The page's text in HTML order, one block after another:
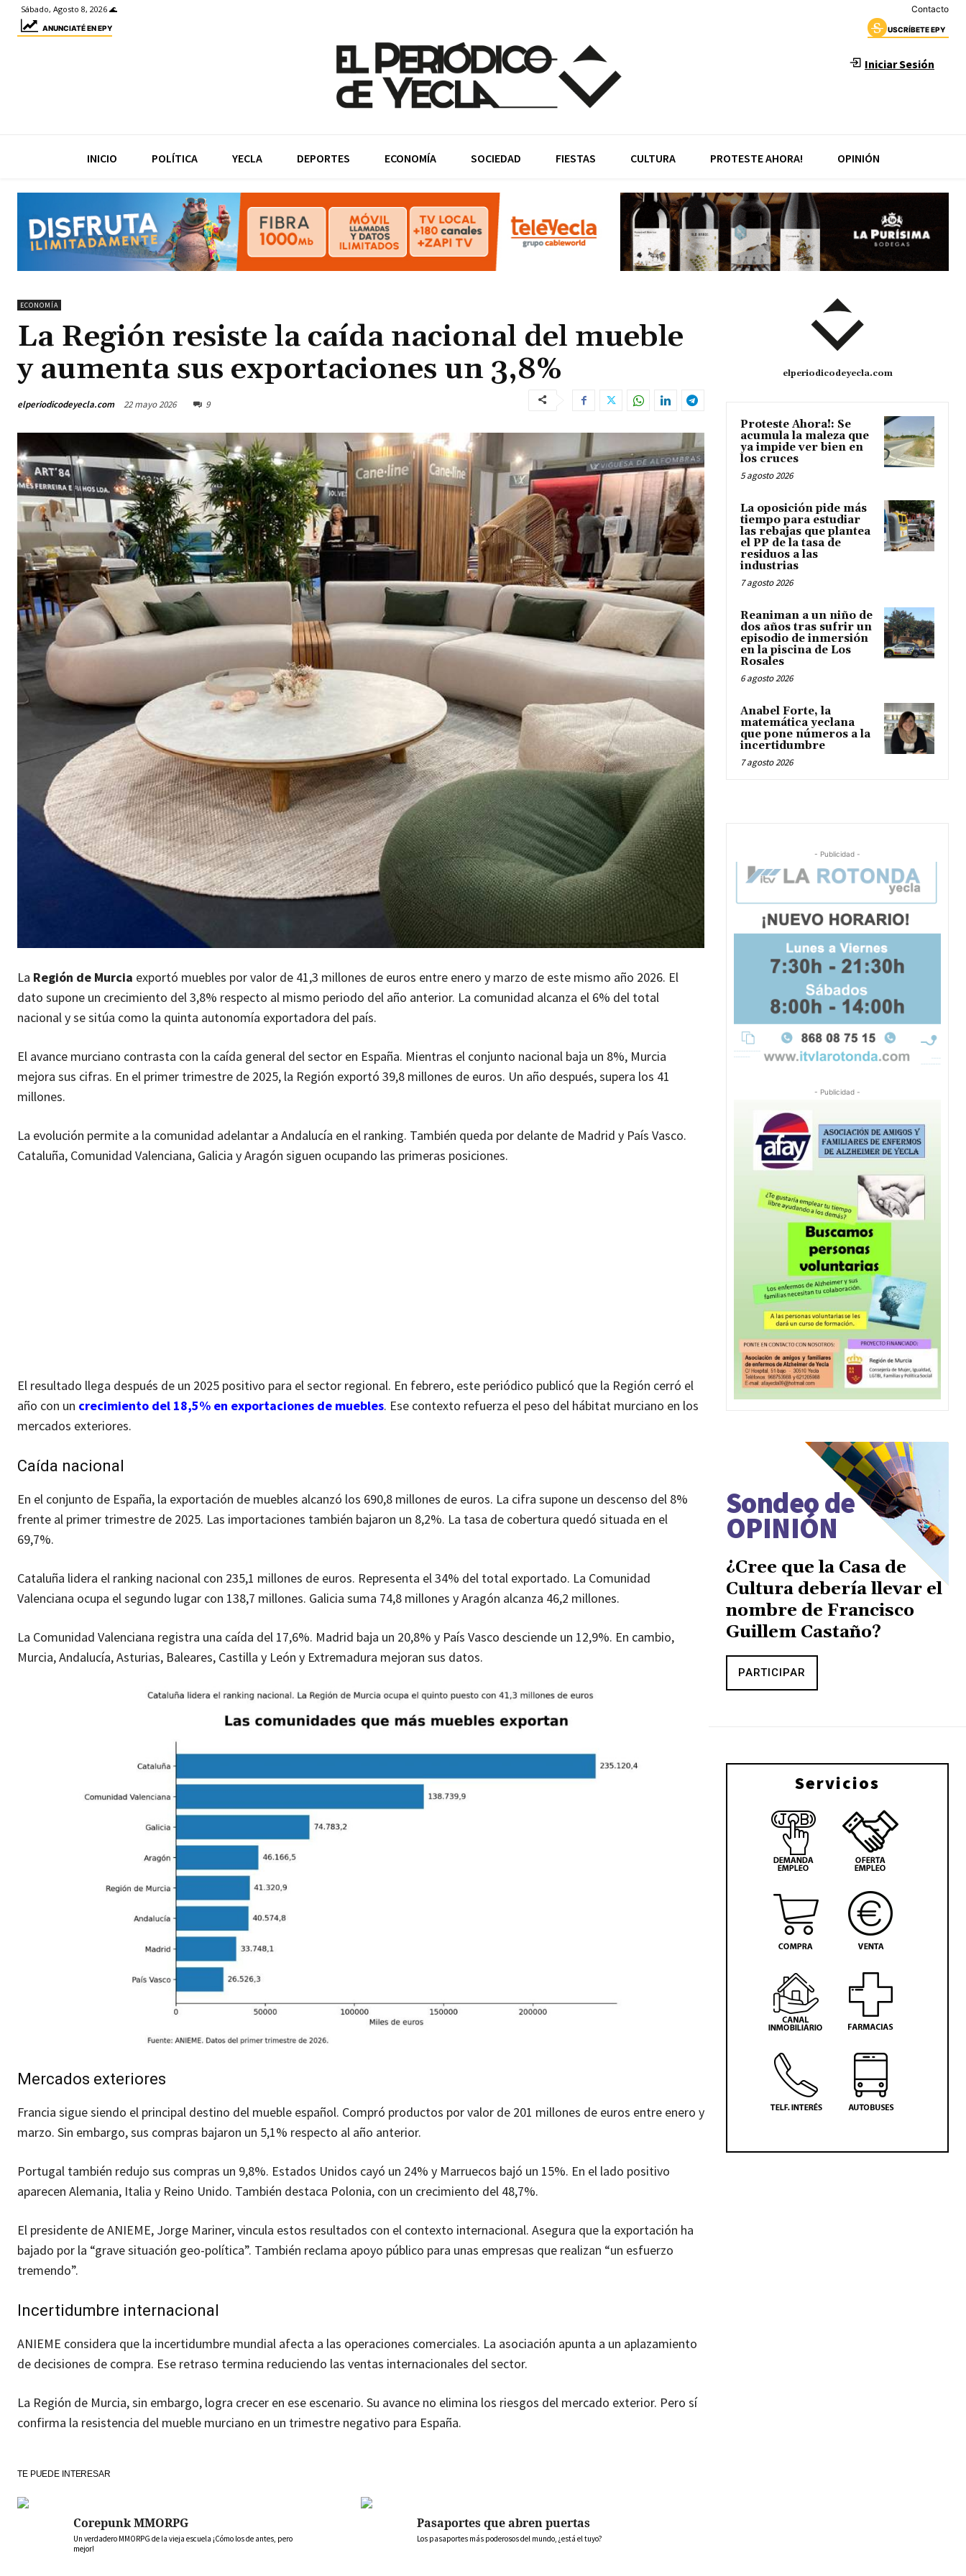
Sábado, Agosto 8, 2026 🌊 Contacto
ANUNCIATÉ EN EPY USCRÍBETE EPY
Iniciar Sesión
INICIO POLÍTICA YECLA DEPORTES ECONOMÍA SOCIEDAD FIESTAS CULTURA PROTESTE AHORA! OPINIÓN
ECONOMÍA
La Región resiste la caída nacional del mueble
y aumenta sus exportaciones un 3,8%
elperiodicodeyecla.com 22 mayo 2026 9
La Región de Murcia exportó muebles por valor de 41,3 millones de euros entre enero y marzo de este mismo año 2026. El
dato supone un crecimiento del 3,8% respecto al mismo periodo del año anterior. La comunidad alcanza el 6% del total
nacional y se sitúa como la quinta autonomía exportadora del país.
El avance murciano contrasta con la caída general del sector en España. Mientras el conjunto nacional baja un 8%, Murcia
mejora sus cifras. En el primer trimestre de 2025, la Región exportó 39,8 millones de euros. Un año después, supera los 41
millones.
La evolución permite a la comunidad adelantar a Andalucía en el ranking. También queda por delante de Madrid y País Vasco.
Cataluña, Comunidad Valenciana, Galicia y Aragón siguen ocupando las primeras posiciones.
El resultado llega después de un 2025 positivo para el sector regional. En febrero, este periódico publicó que la Región cerró el
año con un crecimiento del 18,5% en exportaciones de muebles. Ese contexto refuerza el peso del hábitat murciano en los
mercados exteriores.
Caída nacional
En el conjunto de España, la exportación de muebles alcanzó los 690,8 millones de euros. La cifra supone un descenso del 8%
frente al primer trimestre de 2025. Las importaciones también bajaron un 8,2%. La tasa de cobertura quedó situada en el
69,7%.
Cataluña lidera el ranking nacional con 235,1 millones de euros. Representa el 34% del total exportado. La Comunidad
Valenciana ocupa el segundo lugar con 138,7 millones. Galicia suma 74,8 millones y Aragón alcanza 46,2 millones.
La Comunidad Valenciana registra una caída del 17,6%. Madrid baja un 20,8% y País Vasco desciende un 12,9%. En cambio,
Murcia, Andalucía, Asturias, Baleares, Castilla y León y Extremadura mejoran sus datos.
Mercados exteriores
Francia sigue siendo el principal destino del mueble español. Compró productos por valor de 201 millones de euros entre enero y
marzo. Sin embargo, sus compras bajaron un 5,1% respecto al año anterior.
Portugal también redujo sus compras un 9,8%. Estados Unidos cayó un 24% y Marruecos bajó un 15%. En el lado positivo
aparecen Alemania, Italia y Reino Unido. También destaca Polonia, con un crecimiento del 48,7%.
El presidente de ANIEME, Jorge Mariner, vincula estos resultados con el contexto internacional. Asegura que la exportación ha
bajado por la “grave situación geo-política”. También reclama apoyo público para unas empresas que realizan “un esfuerzo
tremendo”.
Incertidumbre internacional
ANIEME considera que la incertidumbre mundial afecta a las operaciones comerciales. La asociación apunta a un aplazamiento
de decisiones de compra. Ese retraso termina reduciendo las ventas internacionales del sector.
La Región de Murcia, sin embargo, logra crecer en ese escenario. Su avance no elimina los riesgos del mercado exterior. Pero sí
confirma la resistencia del mueble murciano en un trimestre negativo para España.
TE PUEDE INTERESAR
Corepunk MMORPG
Un verdadero MMORPG de la vieja escuela ¡Cómo los de antes, pero
mejor!
Pasaportes que abren puertas
Los pasaportes más poderosos del mundo, ¿está el tuyo?
elperiodicodeyecla.com
Proteste Ahora!: Se
acumula la maleza que
ya impide ver bien en
los cruces
5 agosto 2026
La oposición pide más
tiempo para estudiar
las rebajas que plantea
el PP de la tasa de
residuos a las
industrias
7 agosto 2026
Reaniman a un niño de
dos años tras sufrir un
episodio de inmersión
en la piscina de Los
Rosales
6 agosto 2026
Anabel Forte, la
matemática yeclana
que pone números a la
incertidumbre
7 agosto 2026
- Publicidad -
- Publicidad -
Sondeo de
OPINIÓN
¿Cree que la Casa de
Cultura debería llevar el
nombre de Francisco
Guillem Castaño?
PARTICIPAR
Servicios